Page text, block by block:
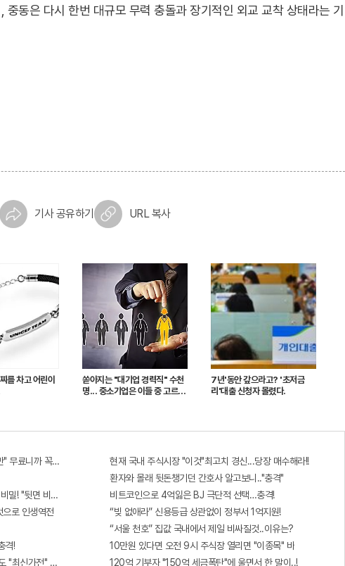
동은 다시 한번 대규모 무력 충돌과 장기적인 외교 교착 상태라는 기
기사 공유하기 URL 복사
를 차고 어린이
쏟아지는 "대기업 경력직" 수천
명... 중소기업은 이들 중 고르면
7년'동안 갚으라고? '초저금
리'대출 신청자 몰렸다.
무료니까 꼭 오늘 확인하세요.
밀! "뒷면 비추면 번호 보인다!?"
로 인생역전
격!
"최신가전" 선착순 100% 무료 경품지원!!
현재 국내 주식시장 "이것"최고치 경신...당장 매수해라!!
환자와 몰래 뒷돈챙기던 간호사 알고보니.."충격"
비트코인으로 4억잃은 BJ 극단적 선택…충격!
“빚 없애라” 신용등급 상관없이 정부서 1억지원!
“서울 천호” 집값 국내에서 제일 비싸질것..이유는?
10만원 있다면 오전 9시 주식장 열리면 "이종목" 바
120억 기부자 "150억 세금폭탄"에 울면서 한 말이..!